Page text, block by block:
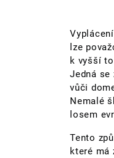
lze
k vyšší
Jedná se
vůči
Nemalé
losem
Tento
které má